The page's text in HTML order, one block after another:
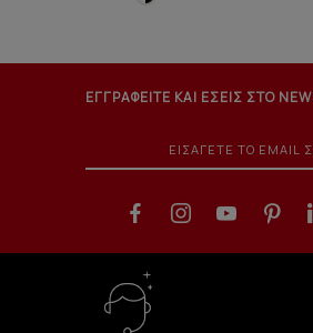
ΕΓΓΡΑΦΕΙΤΕ ΚΑΙ ΕΣΕΙΣ ΣΤΟ